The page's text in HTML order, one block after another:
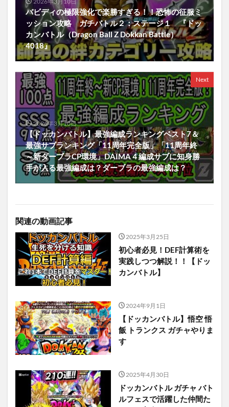
バビディの極限強化で楽勝すぎる！！恐怖の征服ミ
ッション攻略 ガチバトル２：ステージ１ 『ドッ
カンバトル（Dragon Ball Z Dokkan Battle）
4018』
Next
2026年3月10日
【ドッカンバトル】最強編成ランキングベスト7＆
最強サブランキング「11周年完全版」「11周年終
～新ダーブラCP環境」DAIMA４編成サブに知身勝
手が入る最強編成は？ダーブラの最強編成は？
関連の動画記事
2025年3月25日
初心者必見！DEF計算術を
実践しつつ解説！！【ドッ
カンバトル】
2024年9月1日
【ドッカンバトル】悟空 悟
飯 トランクス ガチャやりま
す
2025年4月30日
ドッカンバトル ガチャ バト
ルフェスで活躍した仲間た